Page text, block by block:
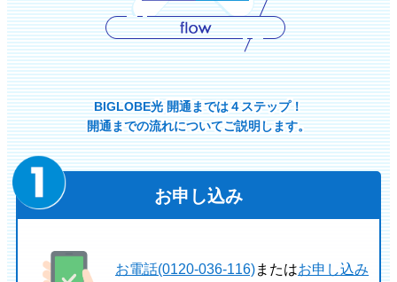
BIGLOBE光 開通までは４ステップ！
開通までの流れについてご説明します。
お申し込み
お電話(0120-036-116)またはお申し込み